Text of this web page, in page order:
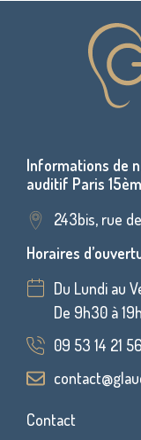
Informations de
auditif Paris
243bis, rue
Horaires
Du Lundi au
De 9h30 à
09 53 14 21 56
Contact